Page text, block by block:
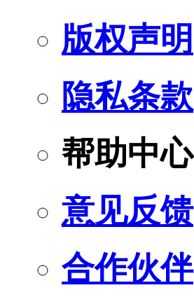
版权声明
隐私条款
帮助中心
意见反馈
合作伙伴